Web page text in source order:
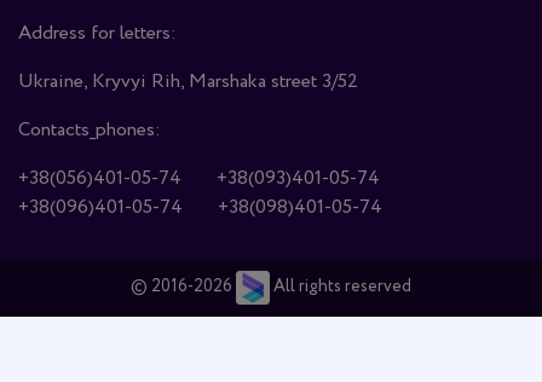
Address for letters:
Ukraine, Kryvyi Rih, Marshaka street 3/52
Contacts_phones:
+38(056)401-05-74
+38(093)401-05-74
+38(096)401-05-74
+38(098)401-05-74
© 2016-2026 All rights reserved